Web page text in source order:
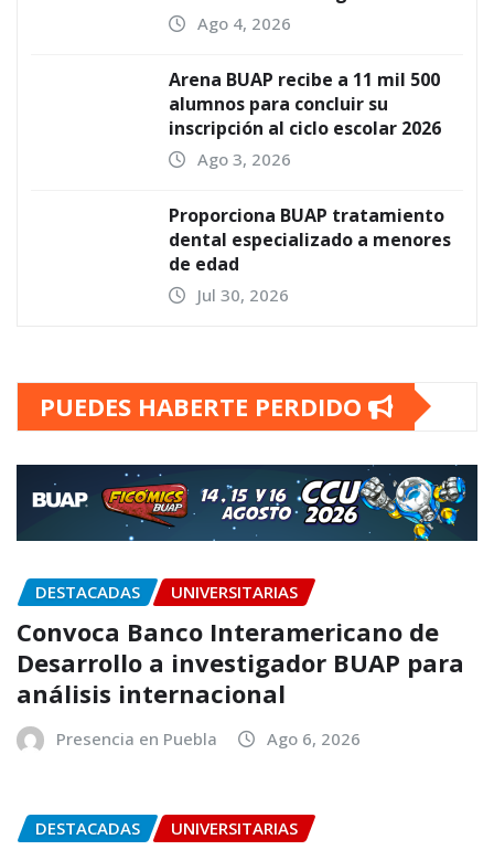
Ago 4, 2026
Arena BUAP recibe a 11 mil 500
alumnos para concluir su
inscripción al ciclo escolar 2026
Ago 3, 2026
Proporciona BUAP tratamiento
dental especializado a menores
de edad
Jul 30, 2026
PUEDES HABERTE PERDIDO
DESTACADAS UNIVERSITARIAS
Convoca Banco Interamericano de
Desarrollo a investigador BUAP para
análisis internacional
Presencia en Puebla Ago 6, 2026
DESTACADAS UNIVERSITARIAS